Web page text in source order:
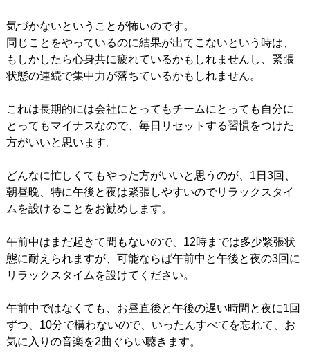
気づかないということが怖いのです。
同じことをやっているのに結果が出てこないという時は、
もしかしたら心身共に疲れているかもしれませんし、緊張
状態の連続で集中力が落ちているかもしれません。
これは長期的には会社にとってもチームにとっても自分に
とってもマイナスなので、毎日リセットする習慣をつけた
方がいいと思います。
どんなに忙しくてもやった方がいいと思うのが、1日3回、
朝昼晩、特に午後と夜は緊張しやすいのでリラックスタイ
ムを設けることをお勧めします。
午前中はまだ起きて間もないので、12時までは多少緊張状
態に耐えられますが、可能ならば午前中と午後と夜の3回に
リラックスタイムを設けてください。
午前中ではなくても、お昼直後と午後の遅い時間と夜に1回
ずつ、10分で構わないので、いったんすべてを忘れて、お
気に入りの音楽を2曲ぐらい聴きます。